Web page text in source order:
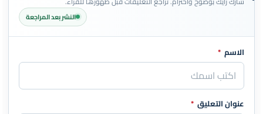
النشر بعد المراجعة
اترك هذا الحقل فارغاً
الاسم *
عنوان التعليق *